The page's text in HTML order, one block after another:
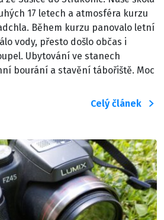
17 letech a atmosféra kurzu
Během kurzu panovalo letní
vody, přesto došlo občas i
Ubytování ve stanech
bourání a stavění tábořiště. Moc
Celý článek